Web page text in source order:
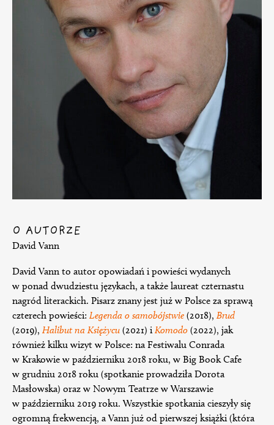
O AUTORZE
David Vann
David Vann to autor opowiadań i powieści wydanych
w ponad dwudziestu językach, a także laureat czternastu
nagród literackich. Pisarz znany jest już w Polsce za sprawą
czterech powieści: Legenda o samobójstwie (2018), Brud
(2019), Halibut na Księżycu (2021) iKomodo (2022), jak
również kilku wizyt w Polsce: na Festiwalu Conrada
w Krakowie w październiku 2018 roku, w Big Book Cafe
w grudniu 2018 roku (spotkanie prowadziła Dorota
Masłowska) oraz w Nowym Teatrze w Warszawie
w październiku 2019 roku. Wszystkie spotkania cieszyły się
ogromną frekwencją, a Vann już od pierwszej książki (która